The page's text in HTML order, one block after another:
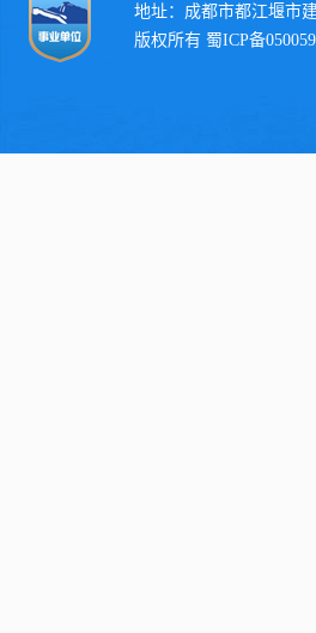
地址：成都市都江堰市
版权所有 蜀ICP备